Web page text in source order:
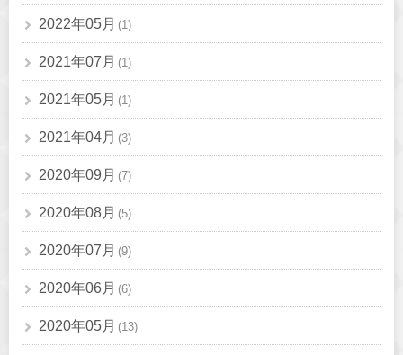
2022年05月 (1)
2021年07月 (1)
2021年05月 (1)
2021年04月 (3)
2020年09月 (7)
2020年08月 (5)
2020年07月 (9)
2020年06月 (6)
2020年05月 (13)